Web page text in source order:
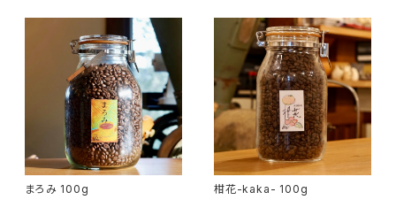
まろみ 100g 柑花-kaka- 100g